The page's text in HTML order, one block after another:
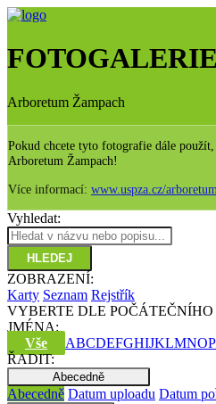
FOTOGALERIE
Arboretum Žampach
Pokud chcete tyto fotografie dále
Arboretum Žampach!
Více informací: www.uspza.cz/arboretum
Vyhledat:
HLEDEJ
ZOBRAZENÍ:
Karty Seznam Rejstřík
VYBERTE DLE
JMÉNA:
Vše
ABCDEFGHIJKLMNOP
ŘADIT:
Abecedně
Abecedně Datum uploadu Datum